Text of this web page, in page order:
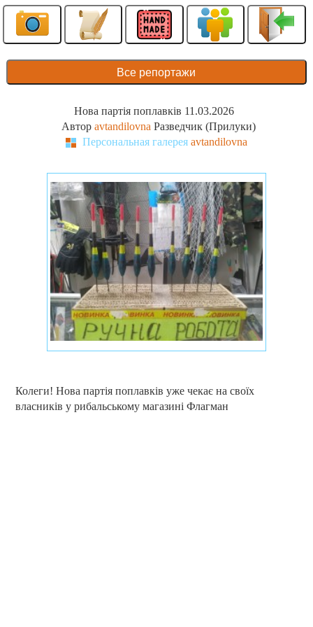
Все репортажи
Нова партія поплавків 11.03.2026
Автор avtandilovna Разведчик (Прилуки)
Персональная галерея avtandilovna
Колеги! Нова партія поплавків уже чекає на своїх
власників у рибальському магазині Флагман